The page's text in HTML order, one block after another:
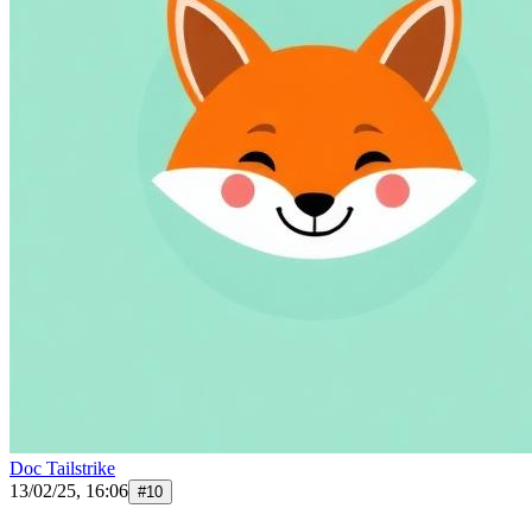
Doc Tailstrike
13/02/25, 16:06 #10